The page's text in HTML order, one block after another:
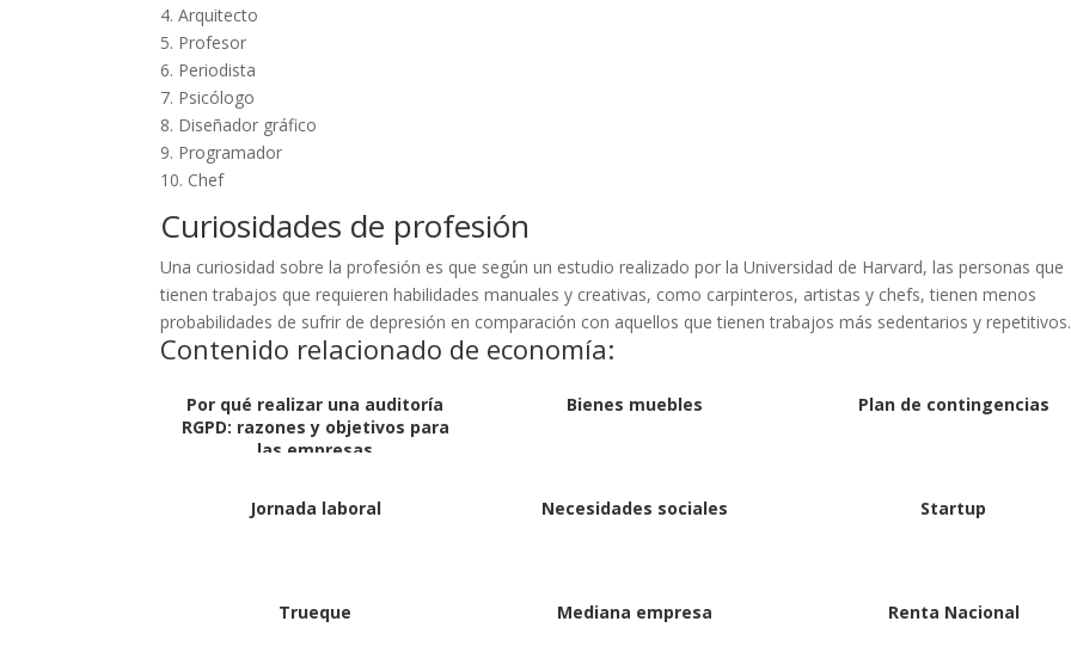
4. Arquitecto
5. Profesor
6. Periodista
7. Psicólogo
8. Diseñador gráfico
9. Programador
10. Chef
Curiosidades de profesión
Una curiosidad sobre la profesión es que según un estudio realizado por la Universidad de Harvard, las personas que
tienen trabajos que requieren habilidades manuales y creativas, como carpinteros, artistas y chefs, tienen menos
probabilidades de sufrir de depresión en comparación con aquellos que tienen trabajos más sedentarios y repetitivos.
Contenido relacionado de economía:
Por qué realizar una auditoría
RGPD: razones y objetivos para
las empresas
Bienes muebles Plan de contingencias
Jornada laboral Necesidades sociales Startup
Trueque Mediana empresa Renta Nacional